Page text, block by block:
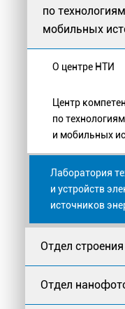
по
мобильных
О центре НТИ
Центр
по
и мобильных
Лаборатория
и устройств
источников
Отдел
Отдел